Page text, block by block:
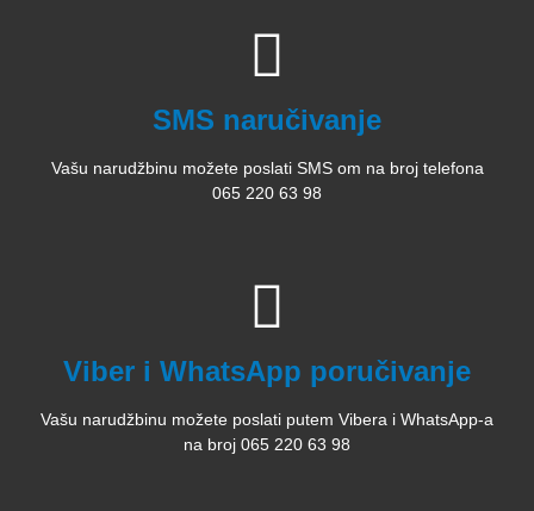
SMS naručivanje
Vašu narudžbinu možete poslati SMS om na broj telefona
065 220 63 98
Viber i WhatsApp poručivanje
Vašu narudžbinu možete poslati putem Vibera i WhatsApp-a
na broj 065 220 63 98